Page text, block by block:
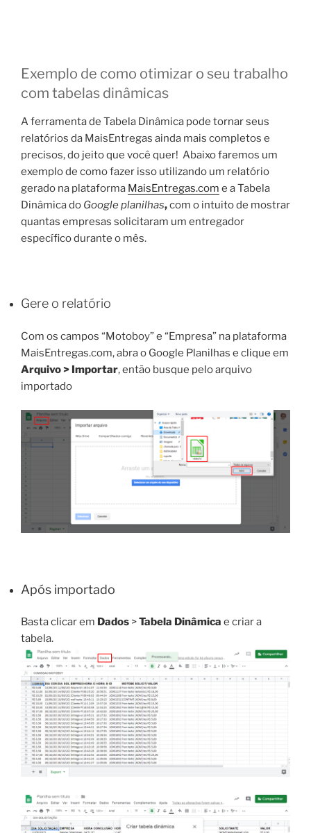
Exemplo de como otimizar o seu trabalho
com tabelas dinâmicas
A ferramenta de Tabela Dinâmica pode tornar seus
relatórios da MaisEntregas ainda mais completos e
precisos, do jeito que você quer! Abaixo faremos um
exemplo de como fazer isso utilizando um relatório
gerado na plataforma MaisEntregas.com e a Tabela
Dinâmica do Google planilhas,com o intuito de mostrar
quantas empresas solicitaram um entregador
específico durante o mês.
Gere o relatório
Com os campos “Motoboy” e “Empresa” na plataforma
MaisEntregas.com, abra o Google Planilhas e clique em
Arquivo > Importar, então busque pelo arquivo
importado
Após importado
Basta clicar em Dados >Tabela Dinâmica e criar a
tabela.